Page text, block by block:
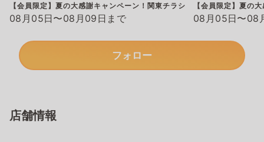
【会員限定】夏の大感謝キャンペーン！関東チラシ
08月05日〜08月09日まで
【会員限定】夏の
08月05日〜08
フォロー
店舗情報